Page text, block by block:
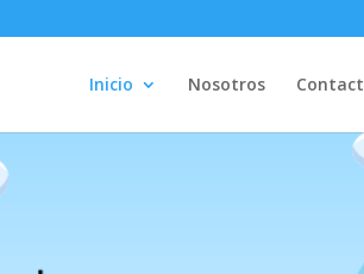
Inicio Nosotros